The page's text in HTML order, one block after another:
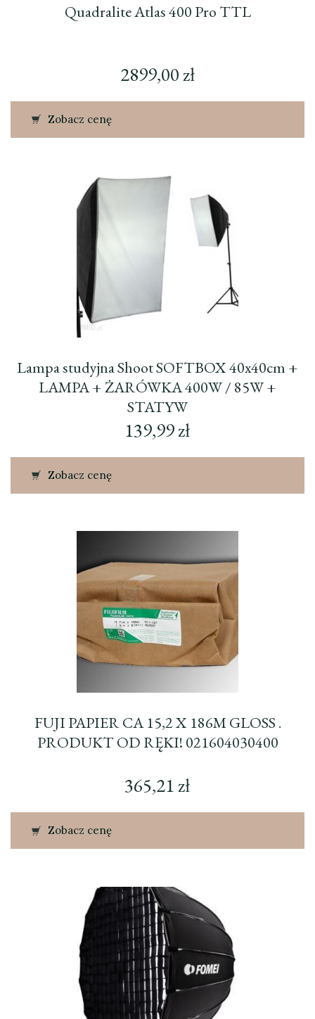
Quadralite Atlas 400 Pro TTL
2899,00zł
Zobacz cenę
Lampa studyjna Shoot SOFTBOX 40x40cm +
LAMPA + ŻARÓWKA 400W / 85W +
STATYW
139,99zł
Zobacz cenę
FUJI PAPIER CA 15,2 X 186M GLOSS .
PRODUKT OD RĘKI! 021604030400
365,21zł
Zobacz cenę